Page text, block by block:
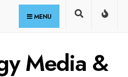
MENU
Media &